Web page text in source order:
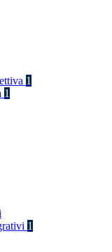
1
1
1